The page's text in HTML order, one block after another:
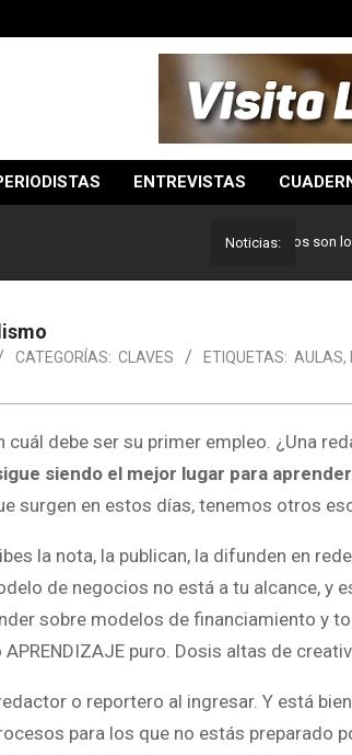
ENTREVISTAS
Noticias:
Lo mejor del periodismo: Estos son los
CATEGORÍAS: CLAVES ETIQUETAS: AULAS,
debe ser su primer empleo. ¿Una
siendo el mejor lugar para
surgen en estos días, tenemos otros
la nota, la publican, la difunden en
de negocios no está a tu alcance, y
sobre modelos de financiamiento y
puro. Dosis altas de
o reportero al ingresar. Y está
para los que no estás preparado